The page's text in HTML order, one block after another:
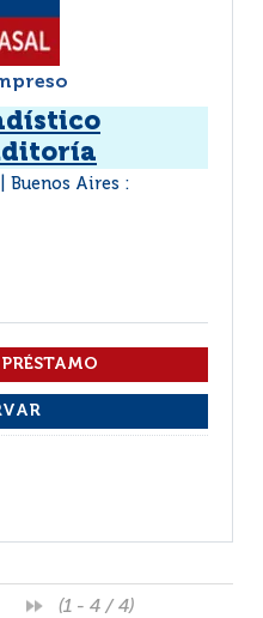
Buenos Aires :
(1 - 4 / 4)